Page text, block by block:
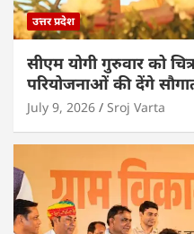
उत्तर प्रदेश
सीएम योगी गुरुवार को
परियोजनाओं की देंगे
July 9, 2026 Sroj Varta